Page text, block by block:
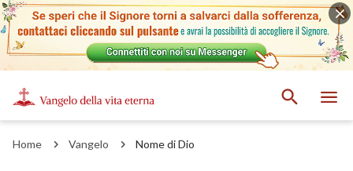
Home Vangelo Nome di Dio